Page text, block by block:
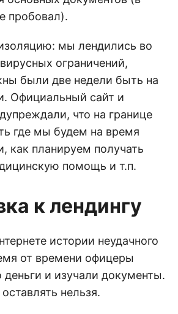
пробовал).
мы лендились во
ограничений,
были две недели быть на
Официальный сайт и
что на границе
где мы будем на время
как планируем получать
помощь и т.п.
к лендингу
истории неудачного
от времени офицеры
и изучали документы.
нельзя.